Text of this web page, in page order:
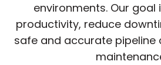
environments. Our goal
productivity, reduce
safe and accurate pipeline